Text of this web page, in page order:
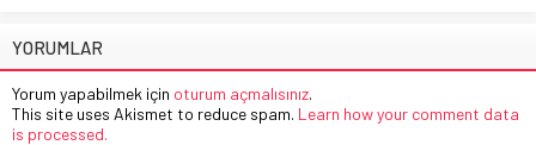
YORUMLAR
Yorum yapabilmek için oturum açmalısınız.
This site uses Akismet to reduce spam. Learn how your comment data
is processed.